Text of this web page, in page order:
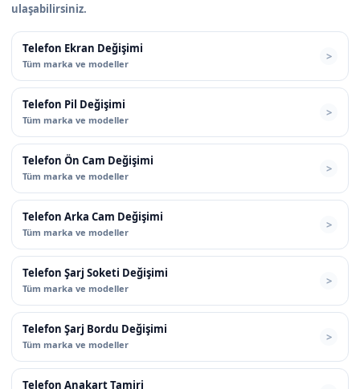
ulaşabilirsiniz.
Telefon Ekran Değişimi
Tüm marka ve modeller
Telefon Pil Değişimi
Tüm marka ve modeller
Telefon Ön Cam Değişimi
Tüm marka ve modeller
Telefon Arka Cam Değişimi
Tüm marka ve modeller
Telefon Şarj Soketi Değişimi
Tüm marka ve modeller
Telefon Şarj Bordu Değişimi
Tüm marka ve modeller
Telefon Anakart Tamiri